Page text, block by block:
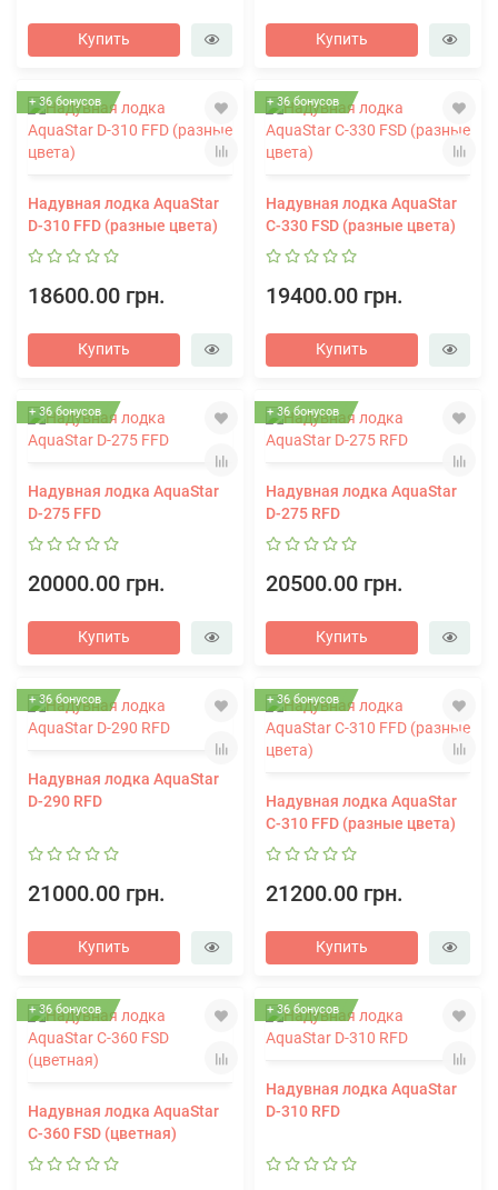
Купить Купить
+ 36 бонусов
Надувная лодка AquaStar
D-310 FFD (разные цвета)
18600.00 грн.
Купить
+ 36 бонусов
Надувная лодка AquaStar
C-330 FSD (разные цвета)
19400.00 грн.
Купить
+ 36 бонусов
Надувная лодка AquaStar
D-275 FFD
20000.00 грн.
Купить
+ 36 бонусов
Надувная лодка AquaStar
D-275 RFD
20500.00 грн.
Купить
+ 36 бонусов
Надувная лодка AquaStar
D-290 RFD
21000.00 грн.
Купить
+ 36 бонусов
Надувная лодка AquaStar
C-310 FFD (разные цвета)
21200.00 грн.
Купить
+ 36 бонусов
Надувная лодка AquaStar
С-360 FSD (цветная)
+ 36 бонусов
Надувная лодка AquaStar
D-310 RFD